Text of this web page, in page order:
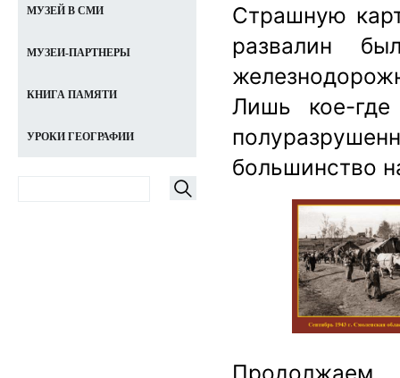
Страшную
развалин
Лишь кое-
большинство
МУЗЕЙ В СМИ
МУЗЕИ-ПАРТНЕРЫ
КНИГА ПАМЯТИ
УРОКИ ГЕОГРАФИИ